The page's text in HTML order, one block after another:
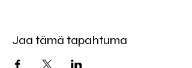
Jaa tämä tapahtuma